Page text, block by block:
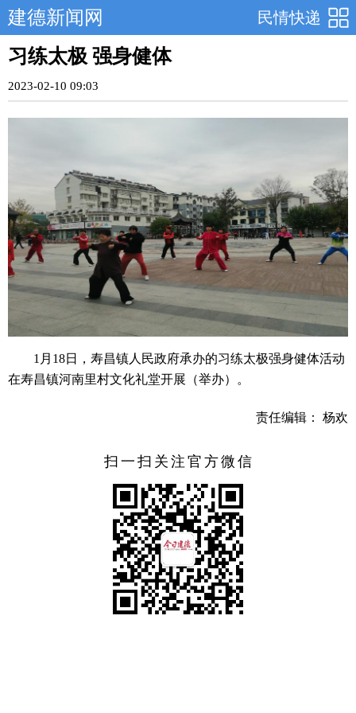
民情快递
建德新闻网
习练太极 强身健体
2023-02-10 09:03
1月18日，寿昌镇人民政府承办的习练太极强身健体活动
在寿昌镇河南里村文化礼堂开展（举办）。
责任编辑： 杨欢
扫一扫关注官方微信